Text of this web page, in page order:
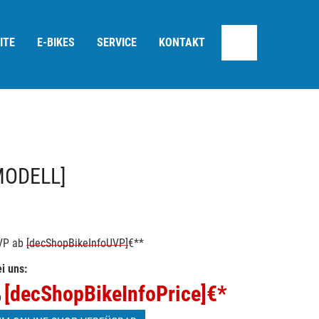
E-BIKES SERVICE KONTAKT
ab [decShopBikeInfoUVP]€**
uns:
[decShopBikeInfoPrice] €*